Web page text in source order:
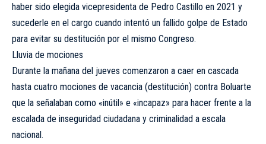
haber sido elegida vicepresidenta de Pedro Castillo en 2021 y
sucederle en el cargo cuando intentó un fallido golpe de Estado
para evitar su destitución por el mismo Congreso.
Lluvia de mociones
Durante la mañana del jueves comenzaron a caer en cascada
hasta cuatro mociones de vacancia (destitución) contra Boluarte
que la señalaban como «inútil» e «incapaz» para hacer frente a la
escalada de inseguridad ciudadana y criminalidad a escala
nacional.